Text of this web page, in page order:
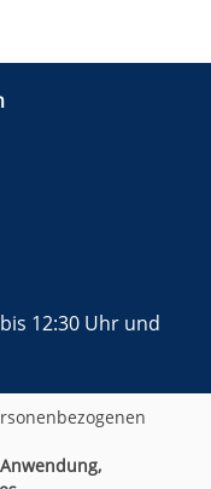
12:30 Uhr und
Facebook